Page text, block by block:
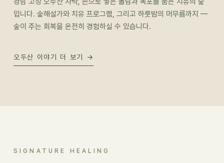
입니다. 숲해설가와 치유 프로그램, 그리고 하룻밤의 머무름까지 —
숲이 주는 회복을 온전히 경험하실 수 있습니다.
오두산 이야기 더 보기 →
SIGNATURE HEALING